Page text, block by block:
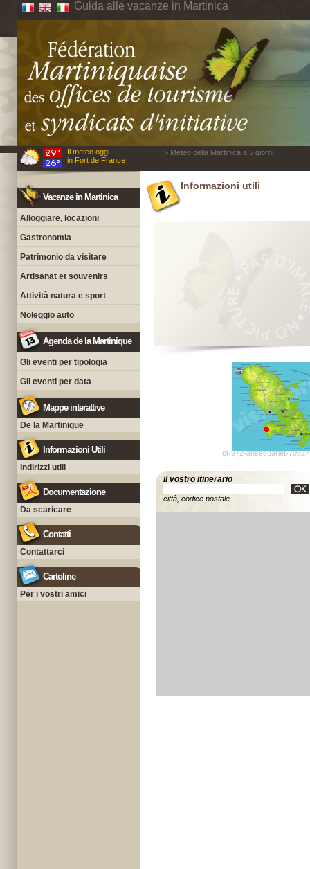
Guida alle vacanze in Martinica
Il meteo oggi
in Fort de France
> Meteo della Martinica a 5 giorni
Vacanze in Martinica
Alloggiare, locazioni
Gastronomia
Patrimonio da visitare
Artisanat et souvenirs
Attività natura e sport
Noleggio auto
Agenda de la Martinique
Gli eventi per tipologia
Gli eventi per data
Mappe interattive
De la Martinique
Informazioni Utili
Indirizzi utili
Documentazione
Da scaricare
Contatti
Contattarci
Cartoline
Per i vostri amici
Informazioni utili
ot-972-ansesdarlet-
il vostro itinerario
città, codice postale